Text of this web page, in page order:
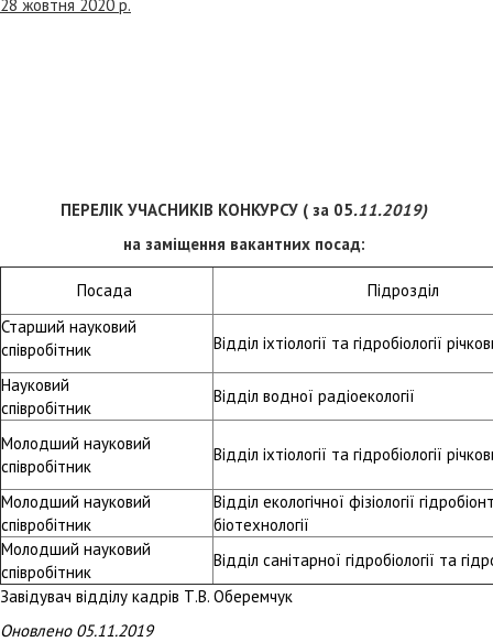
28 жовтня 2020 р.
ПЕРЕЛІК УЧАСНИКІВ КОНКУРСУ ( за 05.11.2019)
на заміщення вакантних посад:
Посада
Підрозділ
Старший науковий
співробітник
Відділ іхтіології та гідробіології
Науковий
співробітник
Відділ водної радіоекології
Молодший науковий
співробітник
Відділ іхтіології та гідробіології
Молодший науковий
співробітник
Відділ екологічної фізіології
біотехнології
Молодший науковий
співробітник
Відділ санітарної гідробіології та
Завідувач відділу кадрів Т.В. Оберемчук
Оновлено 05.11.2019